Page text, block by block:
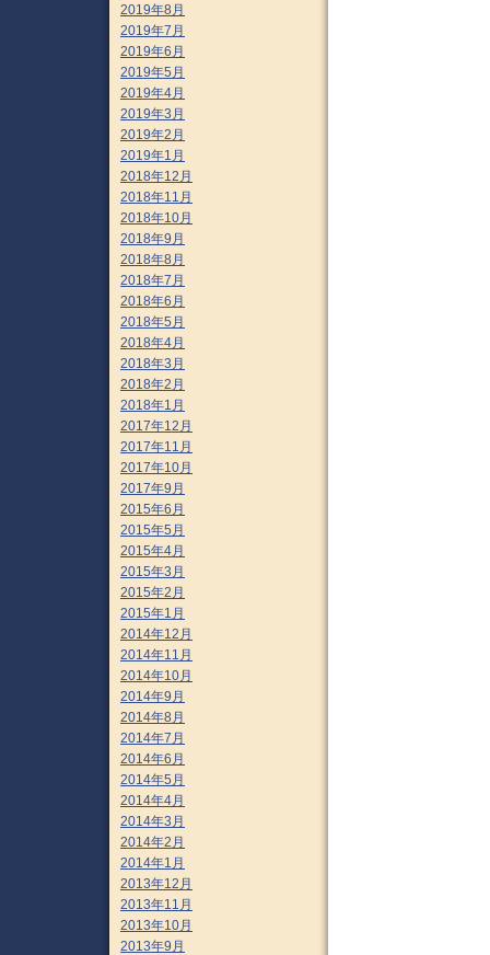
2019年8月
2019年7月
2019年6月
2019年5月
2019年4月
2019年3月
2019年2月
2019年1月
2018年12月
2018年11月
2018年10月
2018年9月
2018年8月
2018年7月
2018年6月
2018年5月
2018年4月
2018年3月
2018年2月
2018年1月
2017年12月
2017年11月
2017年10月
2017年9月
2015年6月
2015年5月
2015年4月
2015年3月
2015年2月
2015年1月
2014年12月
2014年11月
2014年10月
2014年9月
2014年8月
2014年7月
2014年6月
2014年5月
2014年4月
2014年3月
2014年2月
2014年1月
2013年12月
2013年11月
2013年10月
2013年9月